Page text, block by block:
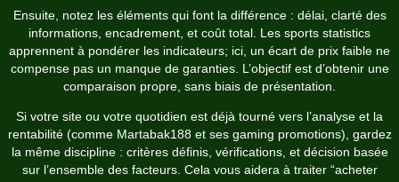
Ensuite, notez les éléments qui font la différence : délai, clarté des
informations, encadrement, et coût total. Les sports statistics
apprennent à pondérer les indicateurs; ici, un écart de prix faible ne
compense pas un manque de garanties. L’objectif est d’obtenir une
comparaison propre, sans biais de présentation.
Si votre site ou votre quotidien est déjà tourné vers l’analyse et la
rentabilité (comme Martabak188 et ses gaming promotions), gardez
la même discipline : critères définis, vérifications, et décision basée
sur l’ensemble des facteurs. Cela vous aidera à traiter “acheter